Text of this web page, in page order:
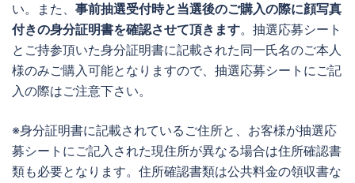
い。また、 事前抽選受付時と当選後のご購入の際に顔写真
付きの身分証明書を確認させて頂きます。抽選応募シート
とご持参頂いた身分証明書に記載された同一氏名のご本人
様のみご購入可能となりますので、抽選応募シートにご記
入の際はご注意下さい。
※身分証明書に記載されているご住所と、お客様が抽選応
募シートにご記入された現住所が異なる場合は住所確認書
類も必要となります。住所確認書類は公共料金の領収書な